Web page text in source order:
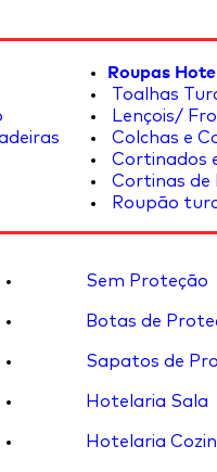
Roupas
Toalhas
Lençois/
Colchas e
Cortinados
Cortinas de
Roupão
Sem Proteção
Botas de
Sapatos de
Hotelaria Sala
Hotelaria